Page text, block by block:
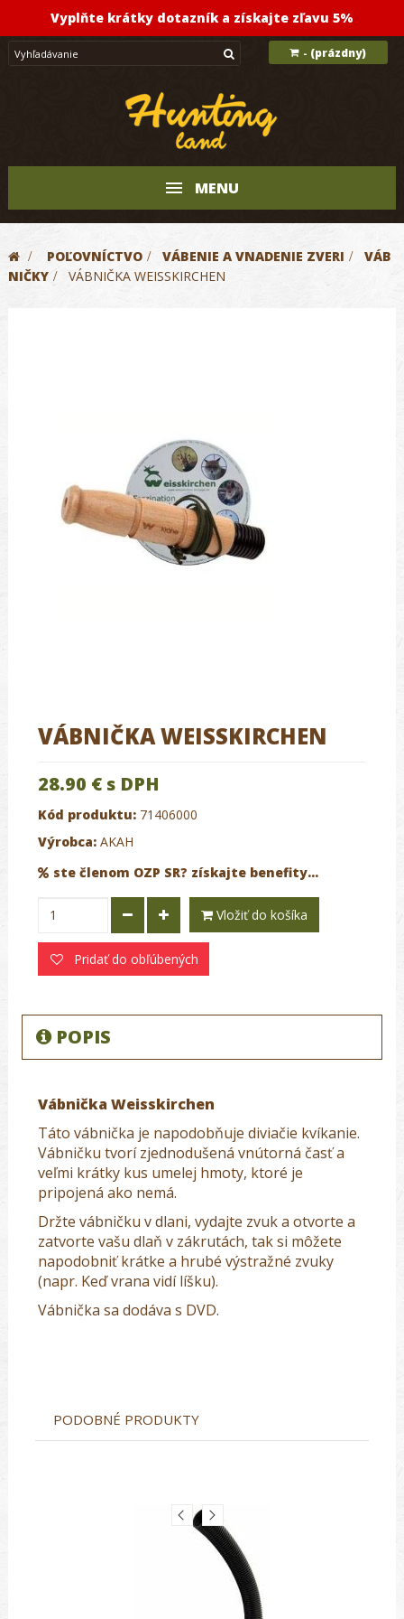
Vyplňte krátky dotazník a získajte zľavu 5%
- (prázdny)
MENU
> POĽOVNÍCTVO > VÁBENIE A VNADENIE ZVERI >
VÁB
NIČKY > VÁBNIČKA WEISSKIRCHEN
VÁBNIČKA WEISSKIRCHEN
28.90 € s DPH
Kód produktu: 71406000
Výrobca: AKAH
ste členom OZP SR? získajte benefity...
Vložiť do košíka
Pridať do obľúbených
POPIS
Vábnička Weisskirchen
Táto vábnička je napodobňuje diviačie kvíkanie.
Vábničku tvorí zjednodušená vnútorná časť a
veľmi krátky kus umelej hmoty, ktoré je
pripojená ako nemá.
Držte vábničku v dlani, vydajte zvuk a otvorte a
zatvorte vašu dlaň v zákrutách, tak si môžete
napodobniť krátke a hrubé výstražné zvuky
(napr. Keď vrana vidí líšku).
Vábnička sa dodáva s DVD.
PODOBNÉ PRODUKTY